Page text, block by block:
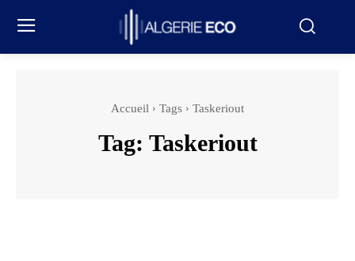
Accueil Tags Taskeriout
Tag: Taskeriout